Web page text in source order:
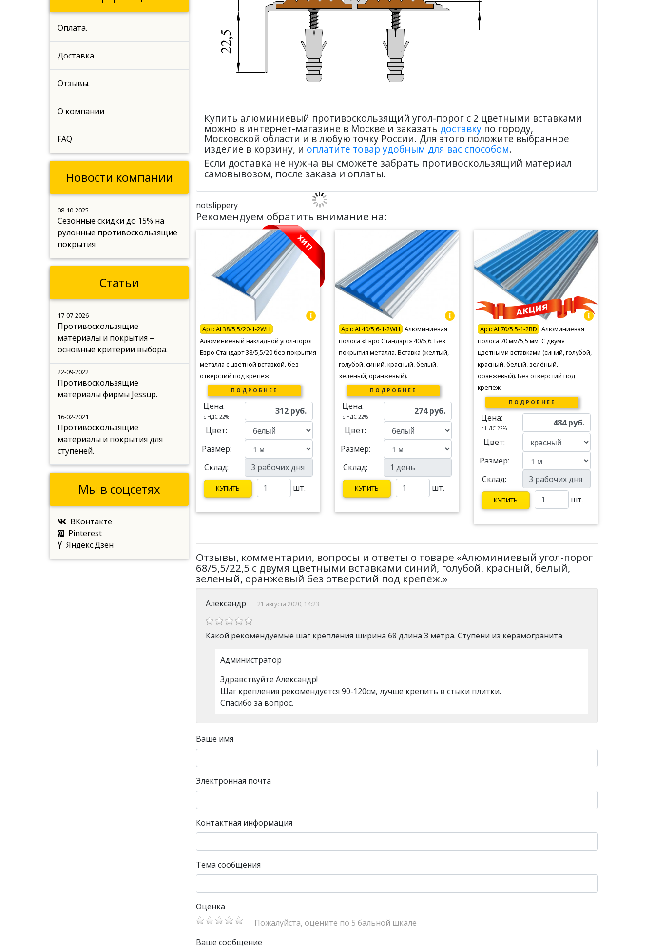
Купить алюминиевый противоскользящий угол-порог с 2 цветными вставками
можно в интернет-магазине в Москве и заказать доставку по городу,
Московской области и в любую точку России. Для этого положите выбранное
изделие в корзину, и оплатите товар удобным для вас способом.
Если доставка не нужна вы сможете забрать противоскользящий материал
самовывозом, после заказа и оплаты.
notslippery
Рекомендуем обратить внимание на:
Арт: Al 38/5,5/20-1-2WH
Алюминиевый накладной угол-порог
Евро Стандарт 38/5,5/20 без покрытия
металла с цветной вставкой, без
отверстий под крепёж
ПОДРОБНЕЕ
Цена:
c НДС 22%
312 руб.
Цвет:
Размер:
Склад:
КУПИТЬ шт.
Арт: Al 40/5,6-1-2WH Алюминиевая
полоса «Евро Стандарт» 40/5,6. Без
покрытия металла. Вставка (желтый,
голубой, синий, красный, белый,
зеленый, оранжевый).
ПОДРОБНЕЕ
Цена:
c НДС 22%
274 руб.
Цвет:
Размер:
Склад:
КУПИТЬ шт.
Арт: Al 70/5.5-1-2RD Алюминиевая
полоса 70 мм/5,5 мм. С двумя
цветными вставками (синий, голубой,
красный, белый, зелёный,
оранжевый). Без отверстий под
крепёж.
ПОДРОБНЕЕ
Цена:
c НДС 22%
484 руб.
Цвет:
Размер:
Склад:
КУПИТЬ шт.
Отзывы, комментарии, вопросы и ответы о товаре «Алюминиевый угол-порог
68/5,5/22,5 с двумя цветными вставками синий, голубой, красный, белый,
зеленый, оранжевый без отверстий под крепёж.»
Александр 21 августа 2020, 14:23
Какой рекомендуемые шаг крепления ширина 68 длина 3 метра. Ступени из керамогранита
Администратор
Здравствуйте Александр!
Шаг крепления рекомендуется 90-120см, лучше крепить в стыки плитки.
Спасибо за вопрос.
Ваше имя
Электронная почта
Контактная информация
Тема сообщения
Оценка
Пожалуйста, оцените по 5 бальной шкале
Ваше сообщение
Оплата.
Доставка.
Отзывы.
О компании
FAQ
Новости компании
08-10-2025
Сезонные скидки до 15% на
рулонные противоскользящие
покрытия
Статьи
17-07-2026
Противоскользящие
материалы и покрытия –
основные критерии выбора.
22-09-2022
Противоскользящие
материалы фирмы Jessup.
16-02-2021
Противоскользящие
материалы и покрытия для
ступеней.
Мы в соцсетях
ВКонтакте
Pinterest
Яндекс.Дзен